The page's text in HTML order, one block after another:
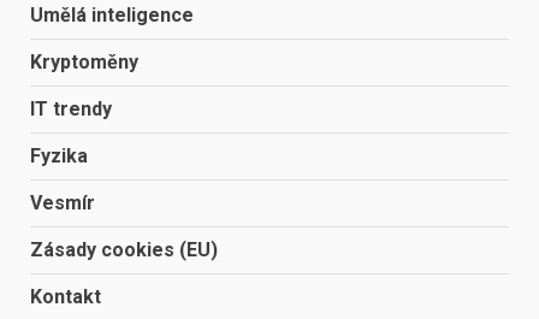
Umělá inteligence
Kryptoměny
IT trendy
Fyzika
Vesmír
Zásady cookies (EU)
Kontakt